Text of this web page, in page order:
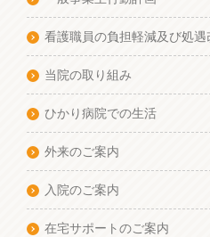
看護職員の負担軽減及び処
当院の取り組み
ひかり病院での生活
外来のご案内
入院のご案内
在宅サポートのご案内